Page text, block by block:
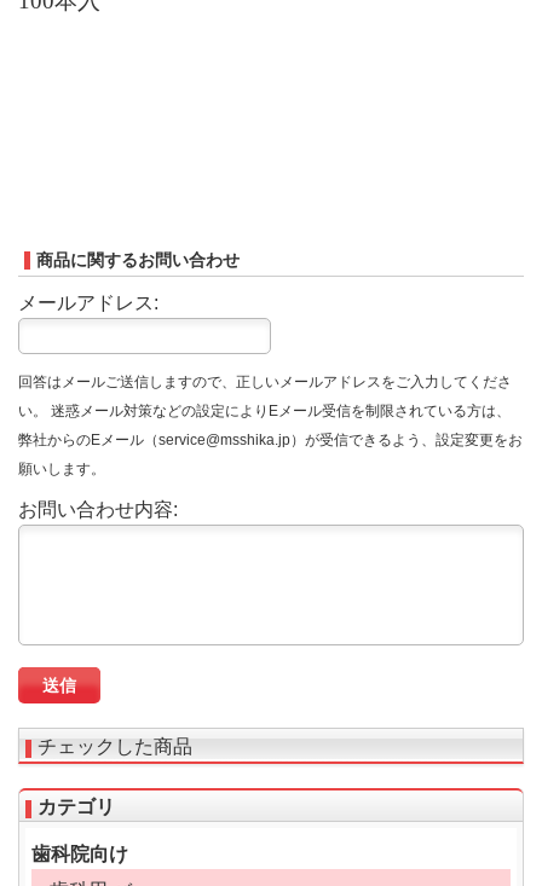
商品に関するお問い合わせ
メールアドレス:
回答はメールご送信しますので、正しいメールアドレスをご入力してくださ
い。 迷惑メール対策などの設定によりEメール受信を制限されている方は、
弊社からのEメール（service@msshika.jp）が受信できるよう、設定変更をお
願いします。
お問い合わせ内容:
チェックした商品
カテゴリ
歯科院向け